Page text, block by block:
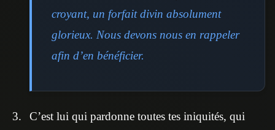
croyant, un forfait divin absolument
glorieux. Nous devons nous en rappeler
afin d’en bénéficier.
C’est lui qui pardonne toutes tes iniquités, qui